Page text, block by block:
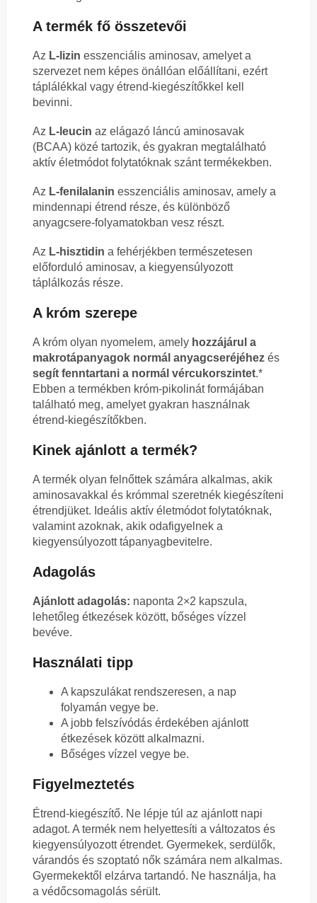
A termék fő összetevői
Az L-lizin esszenciális aminosav, amelyet a
szervezet nem képes önállóan előállítani, ezért
táplálékkal vagy étrend-kiegészítőkkel kell
bevinni.
Az L-leucin az elágazó láncú aminosavak
(BCAA) közé tartozik, és gyakran megtalálható
aktív életmódot folytatóknak szánt termékekben.
Az L-fenilalanin esszenciális aminosav, amely a
mindennapi étrend része, és különböző
anyagcsere-folyamatokban vesz részt.
Az L-hisztidin a fehérjékben természetesen
előforduló aminosav, a kiegyensúlyozott
táplálkozás része.
A króm szerepe
A króm olyan nyomelem, amely hozzájárul a
makrotápanyagok normál anyagcseréjéhez és
segít fenntartani a normál vércukorszintet.*
Ebben a termékben króm-pikolinát formájában
található meg, amelyet gyakran használnak
étrend-kiegészítőkben.
Kinek ajánlott a termék?
A termék olyan felnőttek számára alkalmas, akik
aminosavakkal és krómmal szeretnék kiegészíteni
étrendjüket. Ideális aktív életmódot folytatóknak,
valamint azoknak, akik odafigyelnek a
kiegyensúlyozott tápanyagbevitelre.
Adagolás
Ajánlott adagolás: naponta 2×2 kapszula,
lehetőleg étkezések között, bőséges vízzel
bevéve.
Használati tipp
A kapszulákat rendszeresen, a nap
folyamán vegye be.
A jobb felszívódás érdekében ajánlott
étkezések között alkalmazni.
Bőséges vízzel vegye be.
Figyelmeztetés
Étrend-kiegészítő. Ne lépje túl az ajánlott napi
adagot. A termék nem helyettesíti a változatos és
kiegyensúlyozott étrendet. Gyermekek, serdülők,
várandós és szoptató nők számára nem alkalmas.
Gyermekektől elzárva tartandó. Ne használja, ha
a védőcsomagolás sérült.